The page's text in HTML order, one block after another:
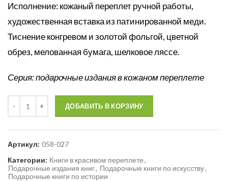
Исполнение: кожаный переплет ручной работы,
художественная вставка из патинированной меди.
Тиснение конгревом и золотой фольгой, цветной
обрез, мелованная бумага, шелковое ляссе.
Серия: подарочные издания в кожаном переплете
ДОБАВИТЬ В КОРЗИНУ
Артикул: 058-027
Категории: Книги в красивом переплете,
Подарочные издания книг, Подарочные книги по искусству,
Подарочные книги по истории